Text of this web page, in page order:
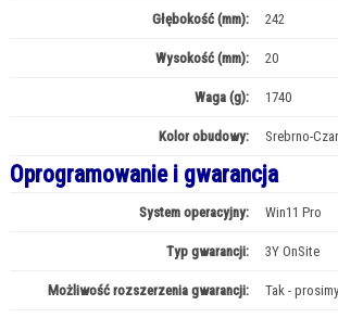
Głębokość (mm): 242
Wysokość (mm): 20
Waga (g): 1740
Kolor obudowy: Srebrno-
Oprogramowanie i gwarancja
System operacyjny: Win11 Pro
Typ gwarancji: 3Y OnSite
Możliwość rozszerzenia gwarancji: Tak -